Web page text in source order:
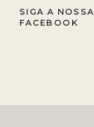
SIGA A
FACEBOOK